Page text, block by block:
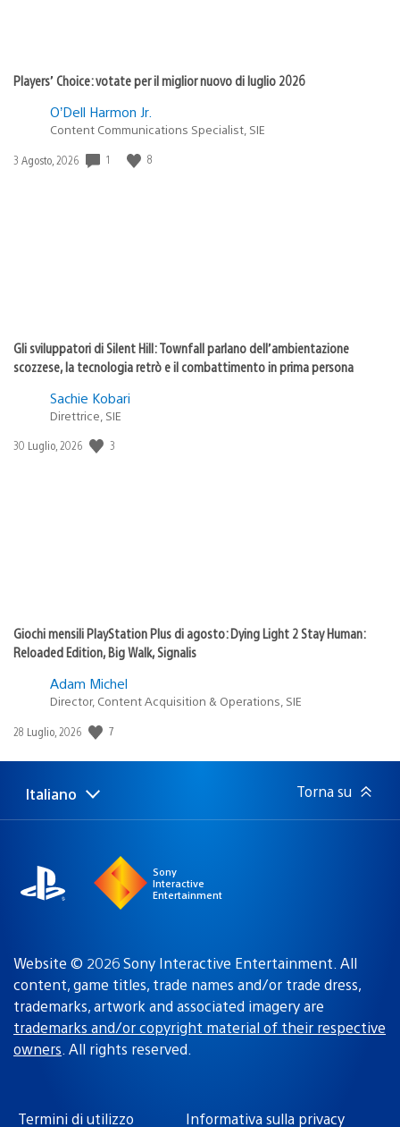
Players’ Choice: votate per il miglior nuovo di luglio 2026
O’Dell Harmon Jr.
Content Communications Specialist, SIE
Data
3 Agosto, 2026 1 8
Gli sviluppatori di Silent Hill: Townfall parlano dell’ambientazione
scozzese, la tecnologia retrò e il combattimento in prima persona
Sachie Kobari
Direttrice, SIE
Data
30 Luglio, 2026 3
Giochi mensili PlayStation Plus di agosto: Dying Light 2 Stay Human:
Reloaded Edition, Big Walk, Signalis
Adam Michel
Director, Content Acquisition & Operations, SIE
Data
pubblicazione:
28 Luglio, 2026 7
Seleziona
Regione
Italiano Torna su
Sony
Interactive
Entertainment
Website © 2026 Sony Interactive Entertainment. All
content, game titles, trade names and/or trade dress,
trademarks, artwork and associated imagery are
trademarks and/or copyright material of their respective
owners. All rights reserved.
Termini di utilizzo Informativa sulla privacy